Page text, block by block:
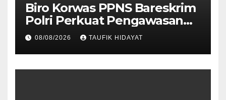
Biro Korwas PPNS Bareskrim
Polri Perkuat Pengawasan
untuk Dorong Penegakan
Hukum yang Profesional
08/08/2026 TAUFIK HIDAYAT